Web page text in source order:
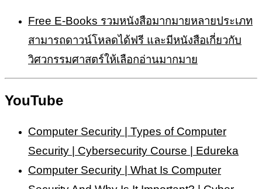
Free E-Books รวมหนังสือมากมายหลายประเภท
สามารถดาวน์โหลดได้ฟรี และมีหนังสือเกี่ยวกับ
วิศวกรรมศาสตร์ให้เลือกอ่านมากมาย
YouTube
Computer Security | Types of Computer
Security | Cybersecurity Course | Edureka
Computer Security | What Is Computer